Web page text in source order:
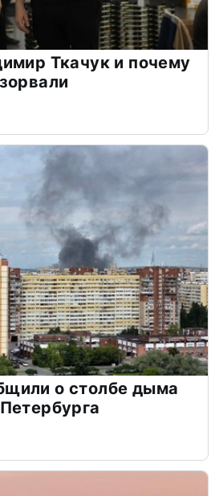
Ткачук и почему
о столбе дыма